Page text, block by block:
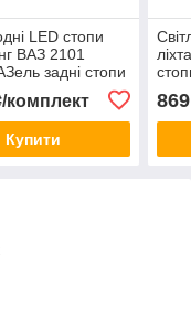
LED стопи
ВАЗ 2101
задні стопи
Купити
869